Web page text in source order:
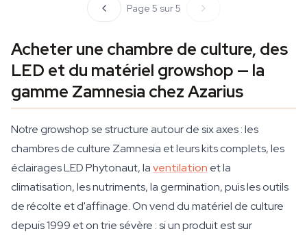
Page 5 sur 5
Acheter une chambre de culture, des
LED et du matériel growshop — la
gamme Zamnesia chez Azarius
Notre growshop se structure autour de six axes : les
chambres de culture Zamnesia et leurs kits complets, les
éclairages LED Phytonaut, laventilation et la
climatisation, les nutriments, la germination, puis les outils
de récolte et d'affinage. On vend du matériel de culture
depuis 1999 et on trie sévère : si un produit est sur